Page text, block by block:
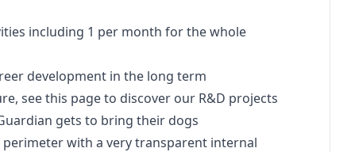
including 1 per month for the whole
development in the long term
see this page to discover our R&D projects
gets to bring their dogs
with a very transparent internal